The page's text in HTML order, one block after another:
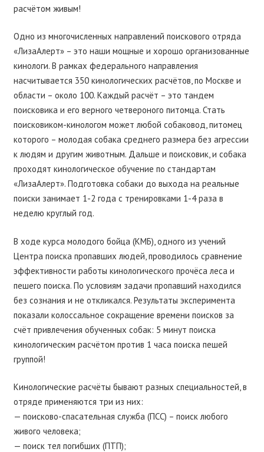
расчётом живым!
Одно из многочисленных направлений поискового отряда
«ЛизаАлерт» – это наши мощные и хорошо организованные
кинологи. В рамках федерального направления
насчитывается 350 кинологических расчётов, по Москве и
области – около 100. Каждый расчёт – это тандем
поисковика и его верного четвероного питомца. Стать
поисковиком-кинологом может любой собаковод, питомец
которого – молодая собака среднего размера без агрессии
к людям и другим животным. Дальше и поисковик, и собака
проходят кинологическое обучение по стандартам
«ЛизаАлерт». Подготовка собаки до выхода на реальные
поиски занимает 1-2 года с тренировками 1-4 раза в
неделю круглый год.
В ходе курса молодого бойца (КМБ), одного из учений
Центра поиска пропавших людей, проводилось сравнение
эффективности работы кинологического прочёса леса и
пешего поиска. По условиям задачи пропавший находился
без сознания и не откликался. Результаты эксперимента
показали колоссальное сокращение времени поисков за
счёт привлечения обученных собак: 5 минут поиска
кинологическим расчётом против 1 часа поиска пешей
группой!
Кинологические расчёты бывают разных специальностей, в
отряде применяются три из них:
— поисково-спасательная служба (ПСС) – поиск любого
живого человека;
— поиск тел погибших (ПТП);